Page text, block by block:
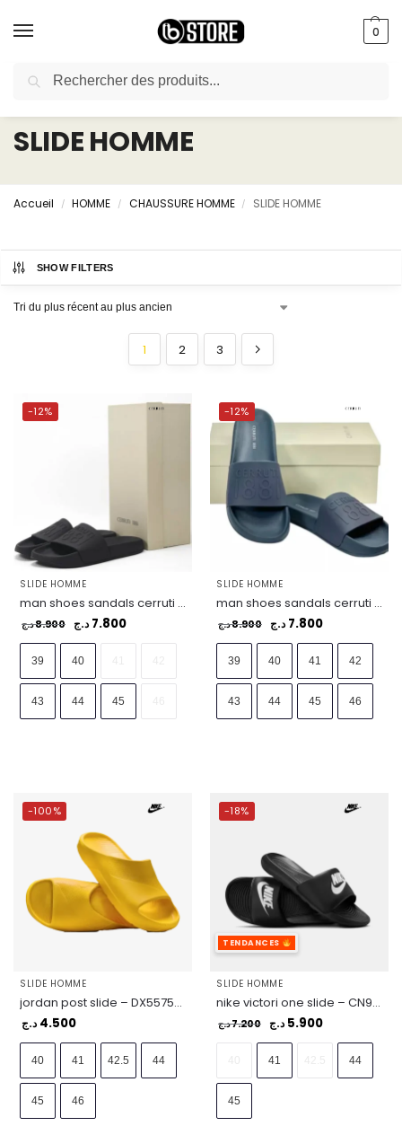
0
livraison gratuite au bureau dès 10000 DA avec paiement en ligne
SLIDE HOMME
Accueil / HOMME / CHAUSSURE HOMME / SLIDE HOMME
SHOW FILTERS
1 2 3
-12%
SLIDE HOMME
man shoes sandals cerruti i88i -sz. 39 black – CSSU01385-BLACK
8.900د.ج 7.800 د.ج
39 40
43 44 45
-12%
SLIDE HOMME
man shoes sandals cerruti i88i -sz. 39 blue – CSSU01385-BLUE
8.900د.ج 7.800 د.ج
39 40 41 42
43 44 45 46
-100%
SLIDE HOMME
jordan post slide – DX5575-701
4.500 د.ج
40 41 42.5 44
45 46
-18%
TENDANCES
SLIDE HOMME
nike victori one slide – CN9675-002
7.200د.ج 5.900 د.ج
41 44
45